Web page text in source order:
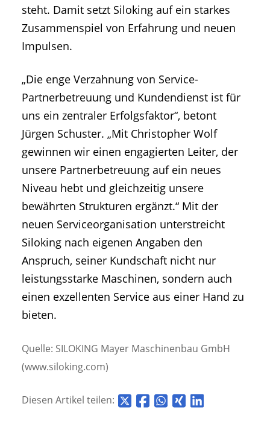
steht. Damit setzt Siloking auf ein starkes
Zusammenspiel von Erfahrung und neuen
Impulsen.
„Die enge Verzahnung von Service-
Partnerbetreuung und Kundendienst ist für
uns ein zentraler Erfolgsfaktor“, betont
Jürgen Schuster. „Mit Christopher Wolf
gewinnen wir einen engagierten Leiter, der
unsere Partnerbetreuung auf ein neues
Niveau hebt und gleichzeitig unsere
bewährten Strukturen ergänzt.“ Mit der
neuen Serviceorganisation unterstreicht
Siloking nach eigenen Angaben den
Anspruch, seiner Kundschaft nicht nur
leistungsstarke Maschinen, sondern auch
einen exzellenten Service aus einer Hand zu
bieten.
Quelle: SILOKING Mayer Maschinenbau GmbH
(www.siloking.com)
Diesen Artikel teilen: